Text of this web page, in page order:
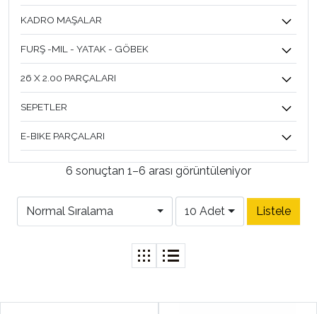
KADRO MAŞALAR
FURŞ -MIL - YATAK - GÖBEK
26 X 2.00 PARÇALARI
SEPETLER
E-BIKE PARÇALARI
6 sonuçtan 1–6 arası görüntüleniyor
Normal Sıralama 10 Adet